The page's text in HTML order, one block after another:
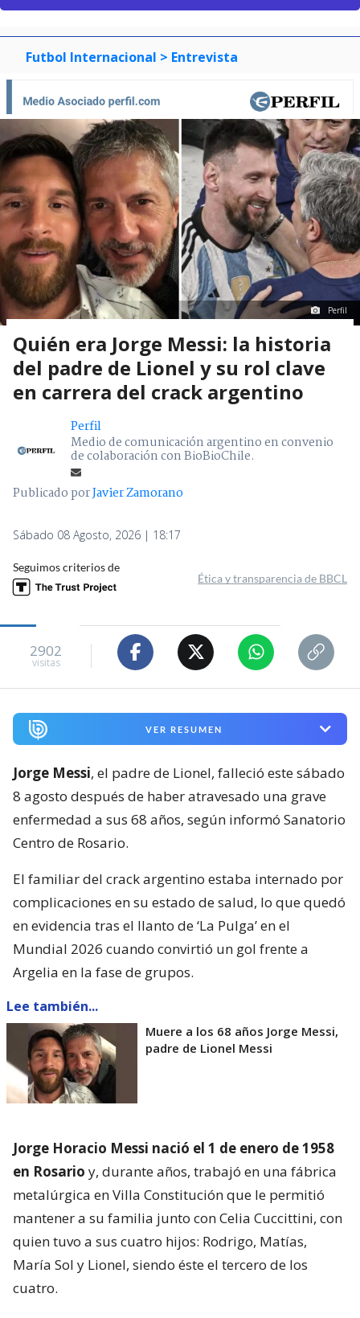
Futbol Internacional > Entrevista
Perfil
Quién era Jorge Messi: la historia
del padre de Lionel y su rol clave
en carrera del crack argentino
Perfil
Medio de comunicación argentino en convenio
de colaboración con BioBioChile.
Publicado porJavier Zamorano
Sábado 08 Agosto, 2026 | 18:17
Seguimos criterios de
Ética y transparencia de BBCL
2902
visitas
VER RESUMEN
Jorge Messi, el padre de Lionel, falleció este sábado
8 agosto después de haber atravesado una grave
enfermedad a sus 68 años, según informó Sanatorio
Centro de Rosario.
El familiar del crack argentino estaba internado por
complicaciones en su estado de salud, lo que quedó
en evidencia tras el llanto de ‘La Pulga’ en el
Mundial 2026 cuando convirtió un gol frente a
Argelia en la fase de grupos.
Lee también...
Muere a los 68 años Jorge Messi,
padre de Lionel Messi
Jorge Horacio Messi nació el 1 de enero de 1958
en Rosario y, durante años, trabajó en una fábrica
metalúrgica en Villa Constitución que le permitió
mantener a su familia junto con Celia Cuccittini, con
quien tuvo a sus cuatro hijos: Rodrigo, Matías,
María Sol y Lionel, siendo éste el tercero de los
cuatro.